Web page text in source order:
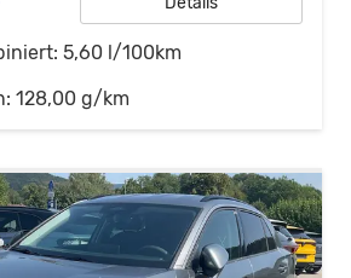
5,60 l/100km
128,00 g/km